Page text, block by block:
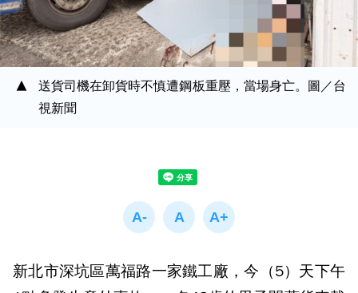
送貨司機在卸貨時不慎遭鋼板重壓，當場身亡。圖／台
視新聞
新北市深坑區萬福路一家鐵工廠，今（5）天下午